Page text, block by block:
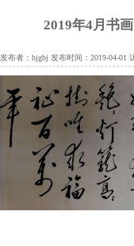
2019年4月书画
发布者：hjgbj 发布时间：2019-04-01